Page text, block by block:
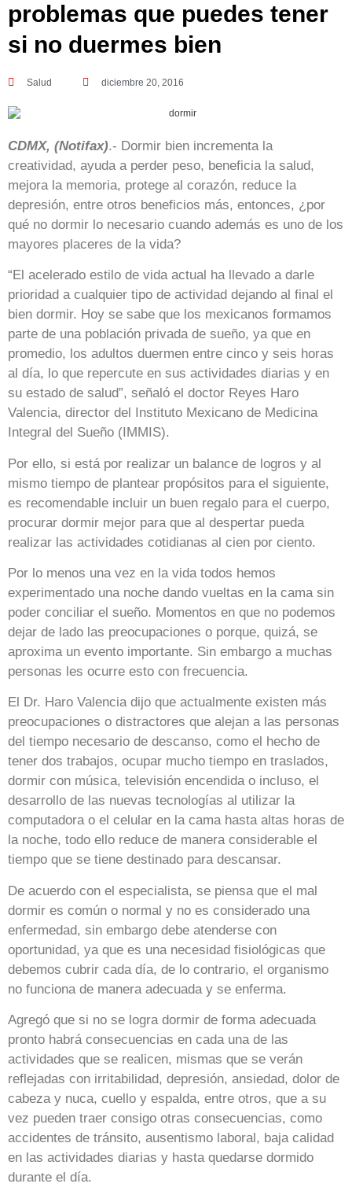
problemas que puedes tener
si no duermes bien
Salud diciembre 20, 2016
CDMX, (Notifax).- Dormir bien incrementa la
creatividad, ayuda a perder peso, beneficia la salud,
mejora la memoria, protege al corazón, reduce la
depresión, entre otros beneficios más, entonces, ¿por
qué no dormir lo necesario cuando además es uno de los
mayores placeres de la vida?
“El acelerado estilo de vida actual ha llevado a darle
prioridad a cualquier tipo de actividad dejando al final el
bien dormir. Hoy se sabe que los mexicanos formamos
parte de una población privada de sueño, ya que en
promedio, los adultos duermen entre cinco y seis horas
al día, lo que repercute en sus actividades diarias y en
su estado de salud”, señaló el doctor Reyes Haro
Valencia, director del Instituto Mexicano de Medicina
Integral del Sueño (IMMIS).
Por ello, si está por realizar un balance de logros y al
mismo tiempo de plantear propósitos para el siguiente,
es recomendable incluir un buen regalo para el cuerpo,
procurar dormir mejor para que al despertar pueda
realizar las actividades cotidianas al cien por ciento.
Por lo menos una vez en la vida todos hemos
experimentado una noche dando vueltas en la cama sin
poder conciliar el sueño. Momentos en que no podemos
dejar de lado las preocupaciones o porque, quizá, se
aproxima un evento importante. Sin embargo a muchas
personas les ocurre esto con frecuencia.
El Dr. Haro Valencia dijo que actualmente existen más
preocupaciones o distractores que alejan a las personas
del tiempo necesario de descanso, como el hecho de
tener dos trabajos, ocupar mucho tiempo en traslados,
dormir con música, televisión encendida o incluso, el
desarrollo de las nuevas tecnologías al utilizar la
computadora o el celular en la cama hasta altas horas de
la noche, todo ello reduce de manera considerable el
tiempo que se tiene destinado para descansar.
De acuerdo con el especialista, se piensa que el mal
dormir es común o normal y no es considerado una
enfermedad, sin embargo debe atenderse con
oportunidad, ya que es una necesidad fisiológicas que
debemos cubrir cada día, de lo contrario, el organismo
no funciona de manera adecuada y se enferma.
Agregó que si no se logra dormir de forma adecuada
pronto habrá consecuencias en cada una de las
actividades que se realicen, mismas que se verán
reflejadas con irritabilidad, depresión, ansiedad, dolor de
cabeza y nuca, cuello y espalda, entre otros, que a su
vez pueden traer consigo otras consecuencias, como
accidentes de tránsito, ausentismo laboral, baja calidad
en las actividades diarias y hasta quedarse dormido
durante el día.